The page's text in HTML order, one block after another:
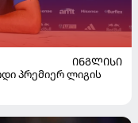
ᲘᲜᲒᲚᲘᲡᲘ
პრემიერ ლიგის